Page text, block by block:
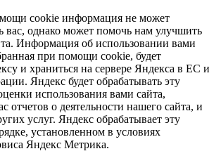
cookie информация не может
вас, однако может помочь нам улучшить
Информация об использовании вами
при помощи cookie, будет
и храниться на сервере Яндекса в ЕС и
Яндекс будет обрабатывать эту
использования вами сайта,
отчетов о деятельности нашего сайта, и
услуг. Яндекс обрабатывает эту
установленном в условиях
Яндекс Метрика.